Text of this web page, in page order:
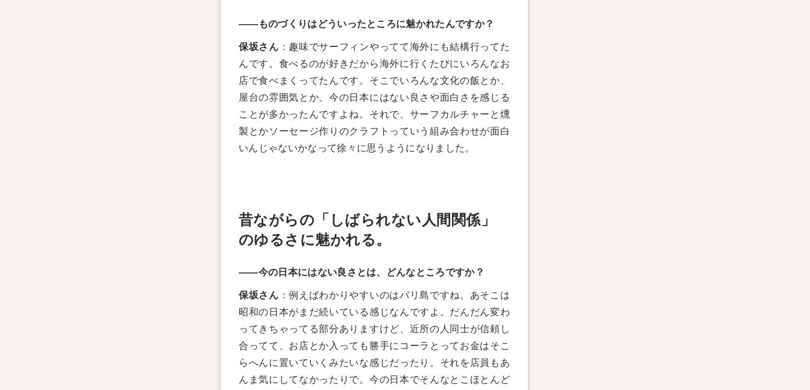
――ものづくりはどういったところに魅かれたんですか？
保坂さん ：趣味でサーフィンやってて海外にも結構行ってた
んです。食べるのが好きだから海外に行くたびにいろんなお
店で食べまくってたんです。そこでいろんな文化の飯とか、
屋台の雰囲気とか、今の日本にはない良さや面白さを感じる
ことが多かったんですよね。それで、サーフカルチャーと燻
製とかソーセージ作りのクラフトっていう組み合わせが面白
いんじゃないかなって徐々に思うようになりました。
昔ながらの「しばられない人間関係」
のゆるさに魅かれる。
――今の日本にはない良さとは、どんなところですか？
保坂さん ：例えばわかりやすいのはバリ島ですね。あそこは
昭和の日本がまだ続いている感じなんですよ。だんだん変わ
ってきちゃってる部分ありますけど、近所の人同士が信頼し
合ってて、お店とか入っても勝手にコーラとってお金はそこ
らへんに置いていくみたいな感じだったり。それを店員もあ
んま気にしてなかったりで。今の日本でそんなとこほとんど